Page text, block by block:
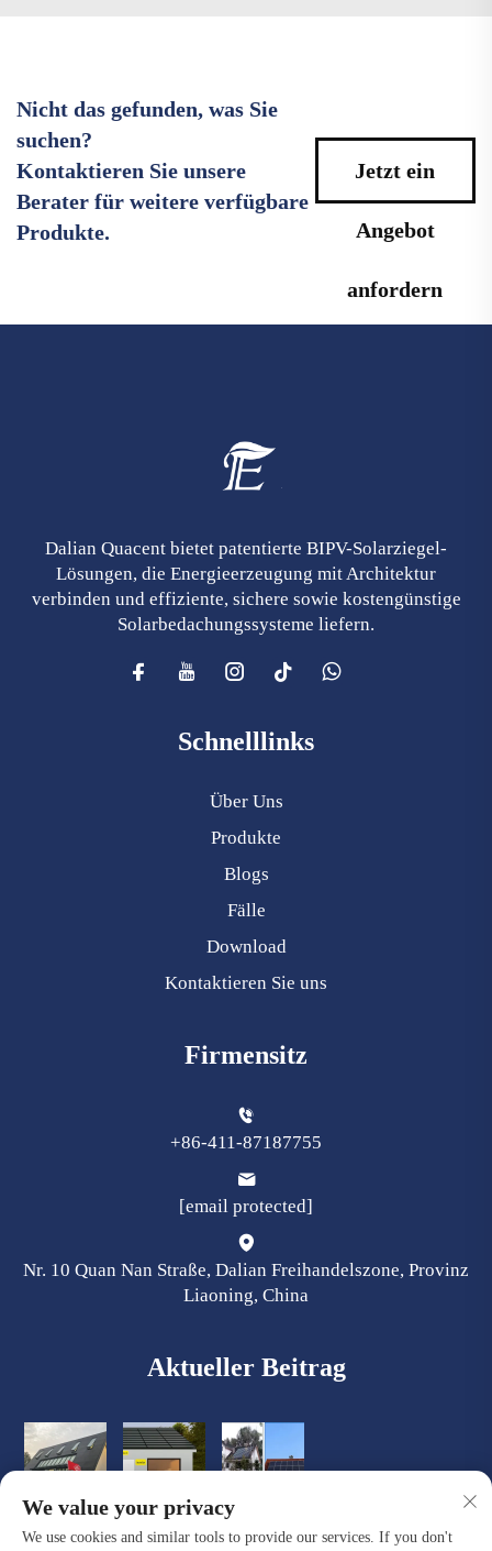
Nicht das gefunden, was Sie
suchen?
Kontaktieren Sie unsere
Berater für weitere verfügbare
Produkte.
Jetzt ein
Angebot
anfordern
Dalian Quacent bietet patentierte BIPV-Solarziegel-
Lösungen, die Energieerzeugung mit Architektur
verbinden und effiziente, sichere sowie kostengünstige
Solarbedachungssysteme liefern.
Schnelllinks
Über Uns
Produkte
Blogs
Fälle
Download
Kontaktieren Sie uns
Firmensitz
+86-411-87187755
[email protected]
Nr. 10 Quan Nan Straße, Dalian Freihandelszone, Provinz
Liaoning, China
Aktueller Beitrag
We value your privacy
We use cookies and similar tools to provide our services. If you don't